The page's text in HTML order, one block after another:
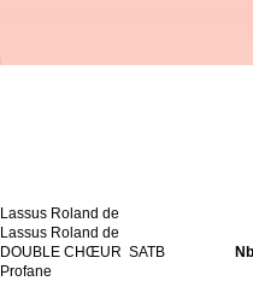
Lassus Roland de
Lassus Roland de
DOUBLE CHŒUR SATB
Profane